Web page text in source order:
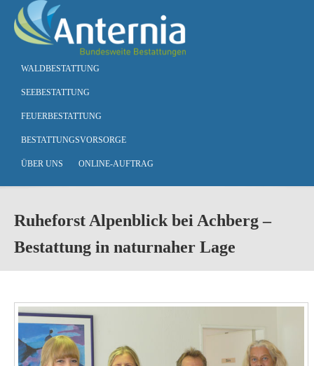
Skip to main content
WALDBESTATTUNG
SEEBESTATTUNG
FEUERBESTATTUNG
BESTATTUNGSVORSORGE
ÜBER UNS ONLINE-AUFTRAG
Ruheforst Alpenblick bei Achberg –
Bestattung in naturnaher Lage